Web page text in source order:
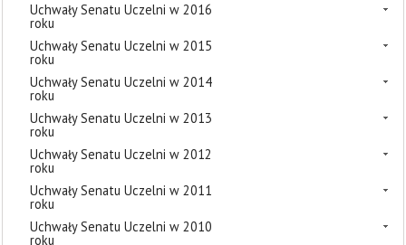
Uchwały Senatu Uczelni w 2016
roku
Uchwały Senatu Uczelni w 2015
roku
Uchwały Senatu Uczelni w 2014
roku
Uchwały Senatu Uczelni w 2013
roku
Uchwały Senatu Uczelni w 2012
roku
Uchwały Senatu Uczelni w 2011
roku
Uchwały Senatu Uczelni w 2010
roku